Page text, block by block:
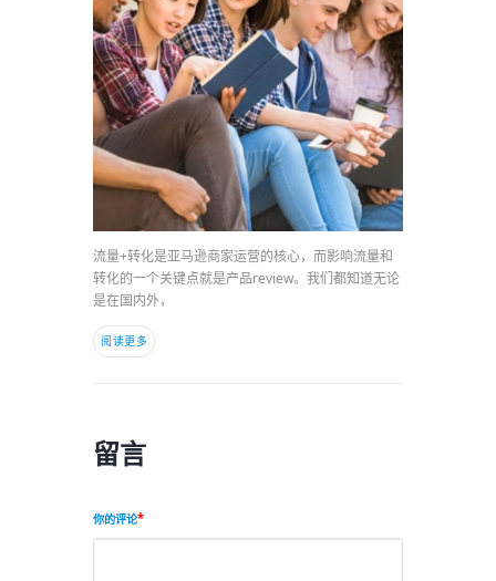
流量+转化是亚马逊商家运营的核心，而影响流量和
转化的一个关键点就是产品review。我们都知道无论
是在国内外，
阅读更多
留言
你的评论